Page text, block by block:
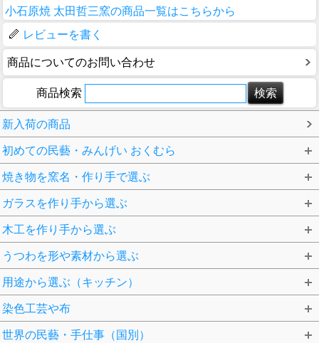
小石原焼 太田哲三窯の商品一覧はこちらから
レビューを書く
商品についてのお問い合わせ
商品検索
新入荷の商品
初めての民藝・みんげい おくむら
焼き物を窯名・作り手で選ぶ
ガラスを作り手から選ぶ
木工を作り手から選ぶ
うつわを形や素材から選ぶ
用途から選ぶ（キッチン）
染色工芸や布
世界の民藝・手仕事（国別）